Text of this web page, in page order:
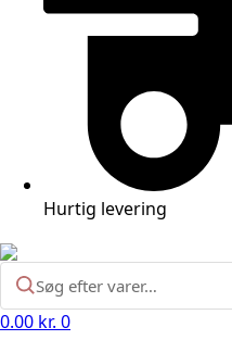
Hurtig levering
0.00 kr. 0